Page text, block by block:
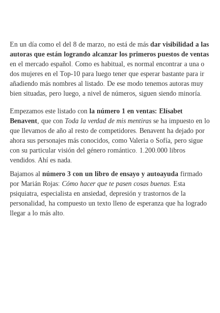
En un día como el del 8 de marzo, no está de más dar visibilidad a las
autoras que están logrando alcanzar los primeros puestos de ventas
en el mercado español. Como es habitual, es normal encontrar a una o
dos mujeres en el Top-10 para luego tener que esperar bastante para ir
añadiendo más nombres al listado. De ese modo tenemos autoras muy
bien situadas, pero luego, a nivel de números, siguen siendo minoría.
Empezamos este listado con la número 1 en ventas: Elísabet
Benavent, que con Toda la verdad de mis mentiras se ha impuesto en lo
que llevamos de año al resto de competidores. Benavent ha dejado por
ahora sus personajes más conocidos, como Valeria o Sofía, pero sigue
con su particular visión del género romántico. 1.200.000 libros
vendidos. Ahí es nada.
Bajamos al número 3 con un libro de ensayo y autoayuda firmado
por Marián Rojas: Cómo hacer que te pasen cosas buenas. Esta
psiquiatra, especialista en ansiedad, depresión y trastornos de la
personalidad, ha compuesto un texto lleno de esperanza que ha logrado
llegar a lo más alto.